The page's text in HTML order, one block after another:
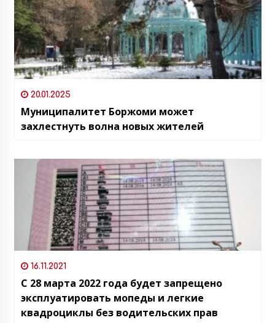
20.01.2025
Муниципалитет Боржоми может
захлестнуть волна новых жителей
16.11.2021
С 28 марта 2022 года будет запрещено
эксплуатировать мопеды и легкие
квадроциклы без водительских прав